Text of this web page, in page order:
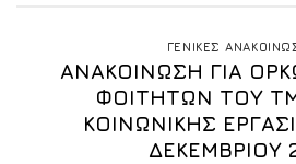
ΓΕΝΙΚΕΣ
ΑΝΑΚΟΙΝΩΣΗ ΓΙΑ
ΦΟΙΤΗΤΩΝ ΤΟΥ
ΚΟΙΝΩΝΙΚΗΣ
ΔΕΚΕΜΒΡΙΟΥ